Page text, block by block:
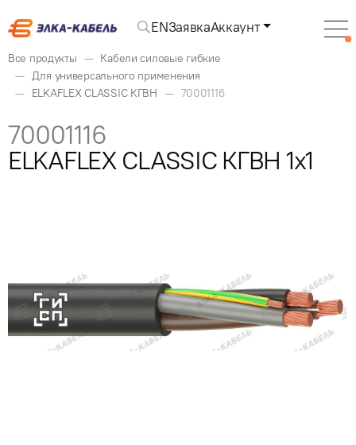
ENЗаявкаАккаунт
Все продукты
Кабели силовые гибкие
Для универсального применения
ELKAFLEX CLASSIC КГВН
70001116
70001116
ELKAFLEX CLASSIC КГВН 1x1